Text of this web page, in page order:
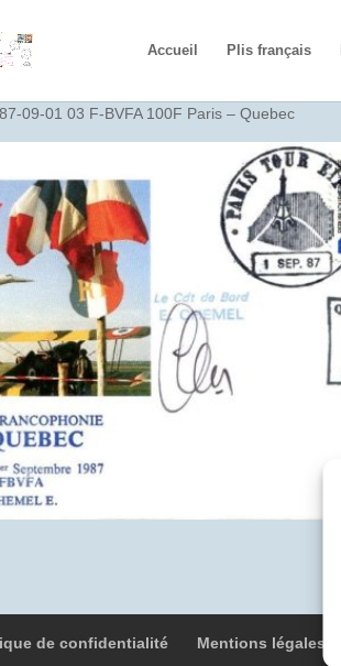
Accueil Plis français
09-01 03 F-BVFA 100F Paris – Quebec
de confidentialité Mentions légales